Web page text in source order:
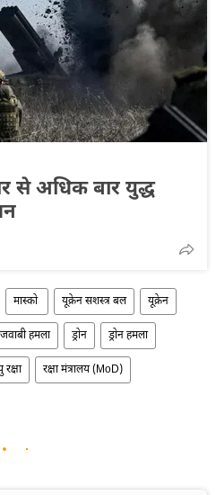
से अधिक बार युद्ध
मास्को यूक्रेन सशस्त्र बल यूक्रेन
हमला ड्रोन ड्रोन हमला
रक्षा रक्षा मंत्रालय (MoD)